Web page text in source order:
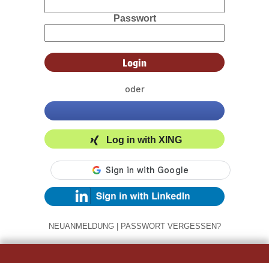
Passwort
oder
Log in with XING
NEUANMELDUNG | PASSWORT VERGESSEN?